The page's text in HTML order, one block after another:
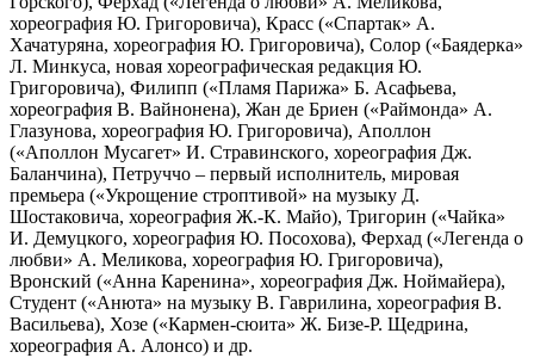
хореография Ю. Григоровича), Красс («Спартак» А.
Хачатуряна, хореография Ю. Григоровича), Солор («Баядерка»
Л. Минкуса, новая хореографическая редакция Ю.
Григоровича), Филипп («Пламя Парижа» Б. Асафьева,
хореография В. Вайнонена), Жан де Бриен («Раймонда» А.
Глазунова, хореография Ю. Григоровича), Аполлон
(«Аполлон Мусагет» И. Стравинского, хореография Дж.
Баланчина), Петруччо – первый исполнитель, мировая
премьера («Укрощение строптивой» на музыку Д.
Шостаковича, хореография Ж.-К. Майо), Тригорин («Чайка»
И. Демуцкого, хореография Ю. Посохова), Ферхад («Легенда о
любви» А. Меликова, хореография Ю. Григоровича),
Вронский («Анна Каренина», хореография Дж. Ноймайера),
Студент («Анюта» на музыку В. Гаврилина, хореография В.
Васильева), Хозе («Кармен-сюита» Ж. Бизе-Р. Щедрина,
хореография А. Алонсо) и др.